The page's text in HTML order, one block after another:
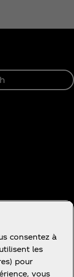
consentez à
les
pour
vous